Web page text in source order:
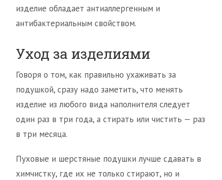
изделие обладает антиаллергенным и
антибактериальным свойством.
Уход за изделиями
Говоря о том, как правильно ухаживать за
подушкой, сразу надо заметить, что менять
изделие из любого вида наполнителя следует
один раз в три года, а стирать или чистить — раз
в три месяца.
Пуховые и шерстяные подушки лучше сдавать в
химчистку, где их не только стирают, но и